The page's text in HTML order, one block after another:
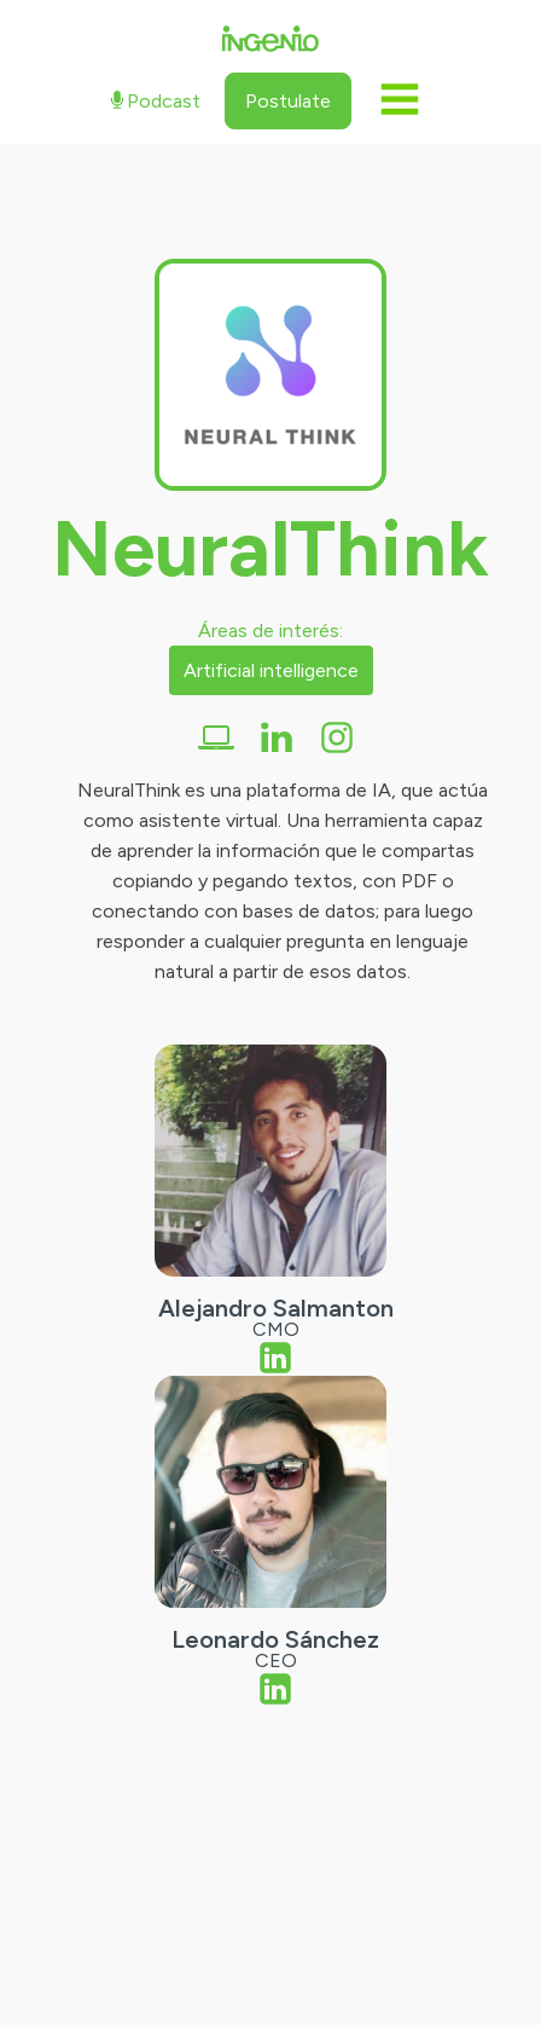
Podcast Postulate
NeuralThink
Áreas de interés:
Artificial intelligence
NeuralThink es una plataforma de IA, que actúa
como asistente virtual. Una herramienta capaz
de aprender la información que le compartas
copiando y pegando textos, con PDF o
conectando con bases de datos; para luego
responder a cualquier pregunta en lenguaje
natural a partir de esos datos.
Alejandro Salmanton
CMO
Leonardo Sánchez
CEO